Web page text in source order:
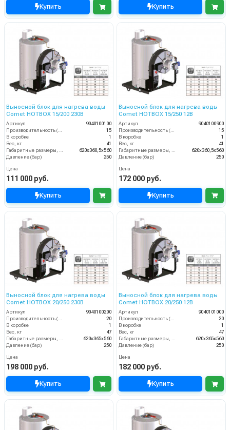
Купить Купить
Выносной блок для нагрева воды
Comet HOTBOX 15/200 230В
Артикул
9040100100
15
В коробке
1
Вес, кг
41
620x360,5x560
Давление (бар)
250
Цена
111 000 руб.
Купить
Выносной блок для нагрева воды
Comet HOTBOX 15/250 12В
Артикул
9040100900
15
В коробке
1
Вес, кг
41
620x360,5x560
Давление (бар)
250
Цена
172 000 руб.
Купить
Выносной блок для нагрева воды
Comet HOTBOX 20/250 230В
Артикул
9040100200
Производительность (л/мин)
20
В коробке
1
Вес, кг
47
Габаритные размеры, мм
620x365x560
Давление (бар)
250
Цена
198 000 руб.
Купить
Выносной блок для нагрева воды
Comet HOTBOX 20/250 12В
Артикул
9040101000
Производительность (л/мин)
20
В коробке
1
Вес, кг
47
Габаритные размеры, мм
620x365x560
Давление (бар)
250
Цена
182 000 руб.
Купить